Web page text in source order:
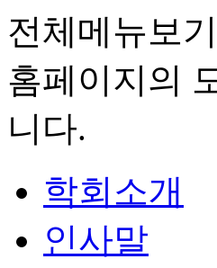
전체메뉴보기
홈페이지의
니다.
학회소개
인사말